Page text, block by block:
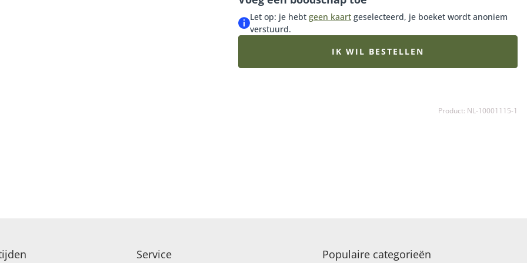
schitteren!
Let op: je hebt geen kaartgeselecteerd, je boeket wordt anoniem
verstuurd.
IK WIL BESTELLEN
Product: NL-10001115-1
Service Populaire categorieën